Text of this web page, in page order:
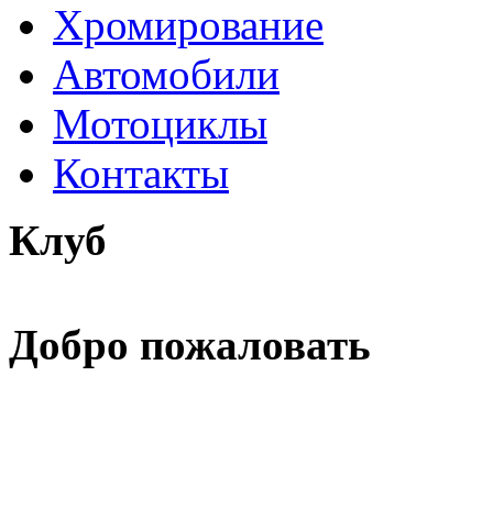
Хромирование
Автомобили
Мотоциклы
Контакты
Клуб
Добро пожаловать